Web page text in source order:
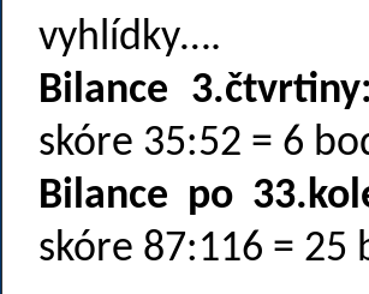
vyhlídky….
Bilance 3.čtvrtiny:
skóre 35:52 = 6
Bilance po
skóre 87:116 = 25